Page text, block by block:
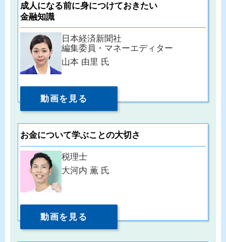
成人になる前に身につけておきたい
金融知識
日本経済新聞社
編集委員・マネーエディター
山本 由里 氏
動画を見る
お金について学ぶことの大切さ
税理士
大河内 薫 氏
動画を見る